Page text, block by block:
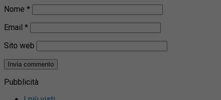
Nome *
Email *
Sito web
Pubblicità